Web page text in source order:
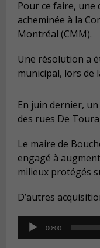
Pour ce faire, une
acheminée à la
Montréal (CMM).
Une résolution a
municipal, lors de
En juin dernier,
des rues De
Le maire de
engagé à
milieux protégés
D’autres
Audio
Player
00:00